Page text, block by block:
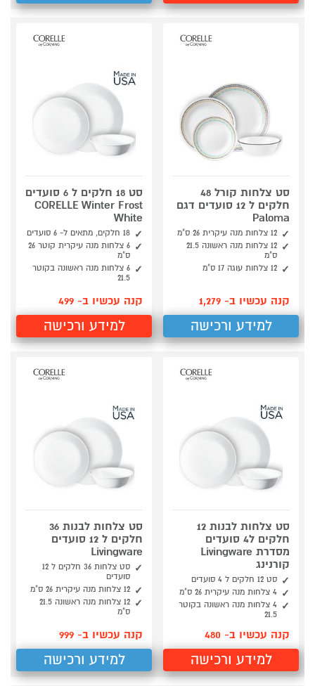
סט צלחות קורל 48
חלקים ל 12 סועדים דגם
Paloma
12 צלחות מנה עיקרית 26 ס"מ
12 צלחות מנה ראשונה 21.5
ס"מ
12 צלחות עוגה 17 ס"מ
קנה עכשיו ב- 1,279
למידע ורכישה
סט 18 חלקים ל 6 סועדים
CORELLE Winter Frost
White
18 חלקים, מתאים ל- 6 סועדים
6 צלחות מנה עיקרית קוטר 26
ס"מ
6 צלחות מנה ראשונה בקוטר
21.5
קנה עכשיו ב- 499
למידע ורכישה
סט צלחות לבנות 12
חלקים ל4 סועדים
מסדרת Livingware
קורנינג
סט 12 חלקים ל 4 סועדים
4 צלחות מנה עיקרית 26 ס"מ
4 צלחות מנה ראשונה בקוטר
21.5
קנה עכשיו ב- 480
למידע ורכישה
סט צלחות לבנות 36
חלקים ל 12 סועדים
Livingware
סט צלחות 36 חלקים ל 12
סועדים
12 צלחות מנה עיקרית 26 ס"מ
12 צלחות מנה ראשונה 21.5
ס"מ
קנה עכשיו ב- 999
למידע ורכישה